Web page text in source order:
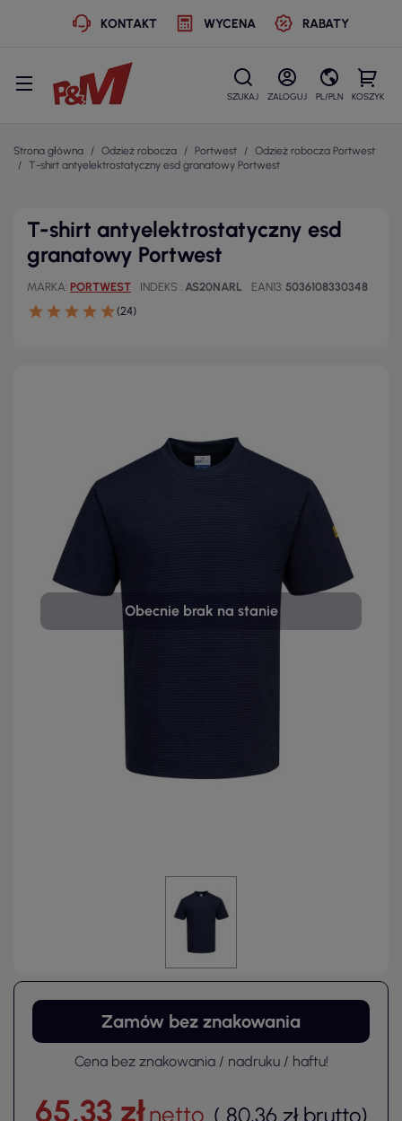
KONTAKT WYCENA RABATY
SZUKAJ ZALOGUJ PL/PLN KOSZYK
Strona główna Odzież robocza Portwest
Odzież robocza Portwest
T-shirt antyelektrostatyczny esd granatowy Portwest
T-shirt antyelektrostatyczny esd
granatowy Portwest
MARKA PORTWEST INDEKS AS20NARL EAN13 5036108330348
(24)
Obecnie brak na stanie
Zamów bez znakowania
Cena bez znakowania / nadruku / haftu!
65,33 złnetto ( 80,36 zł brutto)